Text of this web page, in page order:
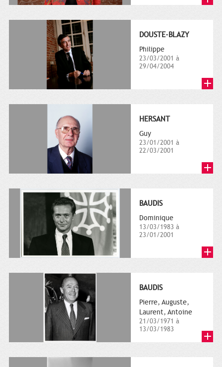
DOUSTE-BLAZY
Philippe
23/03/2001 à
29/04/2004
HERSANT
Guy
23/01/2001 à
22/03/2001
BAUDIS
Dominique
13/03/1983 à
23/01/2001
BAUDIS
Pierre, Auguste,
Laurent, Antoine
21/03/1971 à
13/03/1983